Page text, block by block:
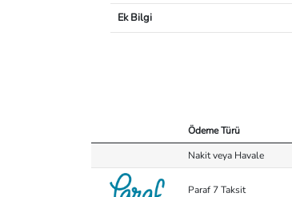
Ek Bilgi
Ödeme Türü
Nakit veya Havale
Paraf 7 Taksit